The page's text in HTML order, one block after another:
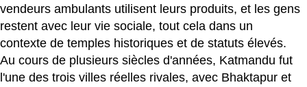
vendeurs ambulants utilisent leurs produits, et les gens
restent avec leur vie sociale, tout cela dans un
contexte de temples historiques et de statuts élevés.
Au cours de plusieurs siècles d'années, Katmandu fut
l'une des trois villes réelles rivales, avec Bhaktapur et